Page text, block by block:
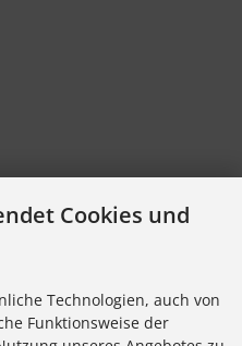
Cookies und
Technologien, auch von
Funktionsweise der